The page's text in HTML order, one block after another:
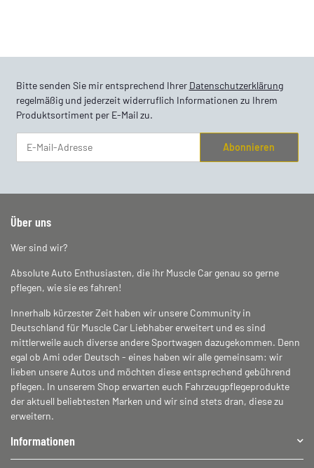
Bitte senden Sie mir entsprechend Ihrer Datenschutzerklärung
regelmäßig und jederzeit widerruflich Informationen zu Ihrem
Produktsortiment per E-Mail zu.
Abonnieren
Über uns
Wer sind wir?
Absolute Auto Enthusiasten, die ihr Muscle Car genau so gerne
pflegen, wie sie es fahren!
Innerhalb kürzester Zeit haben wir unsere Community in
Deutschland für Muscle Car Liebhaber erweitert und es sind
mittlerweile auch diverse andere Sportwagen dazugekommen. Denn
egal ob Ami oder Deutsch - eines haben wir alle gemeinsam: wir
lieben unsere Autos und möchten diese entsprechend gebührend
pflegen. In unserem Shop erwarten euch Fahrzeugpflegeprodukte
der aktuell beliebtesten Marken und wir sind stets dran, diese zu
erweitern.
Informationen